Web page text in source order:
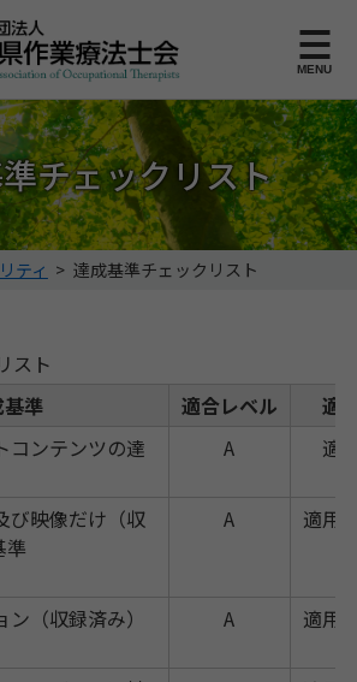
このページの本文へ
MENU
チェックリスト
ティ > 達成基準チェックリスト
スト
準
適合レベル
適
ンテンツの達
A 適
映像だけ（収
準
A 適用
（収録済み）
A 適用